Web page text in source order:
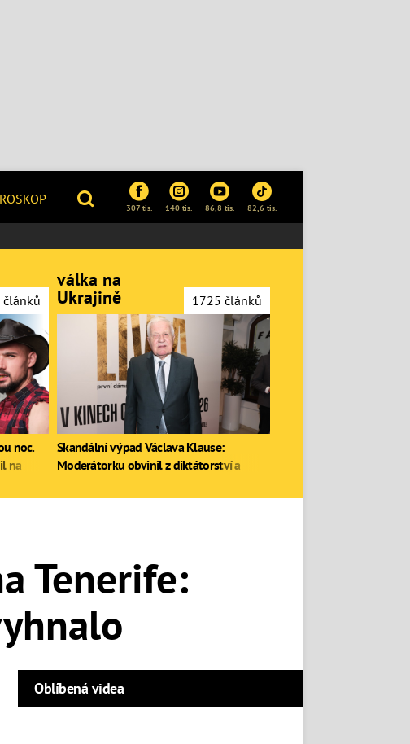
307 tis. 140 tis. 86,8 tis. 82,6 tis.
Tenerife:
Oblíbená videa
článků
noc.
na
válka na
Ukrajině 1725 článků
Skandální výpad Václava Klause:
Moderátorku obvinil z diktátorství a